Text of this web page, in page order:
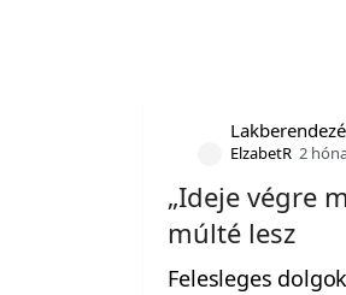
ElzabetR 2
„Ideje végre
múlté lesz
Felesleges